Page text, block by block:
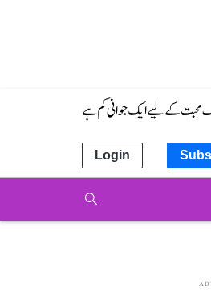
محبت کے لیے ایک جوانی کم ہے
Login